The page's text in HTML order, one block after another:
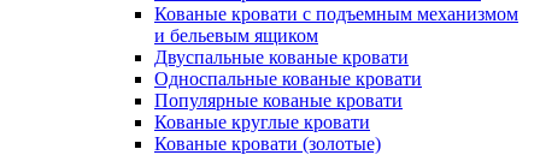
Кованые кровати с подъемным механизмом
и бельевым ящиком
Двуспальные кованые кровати
Односпальные кованые кровати
Популярные кованые кровати
Кованые круглые кровати
Кованые кровати (золотые)